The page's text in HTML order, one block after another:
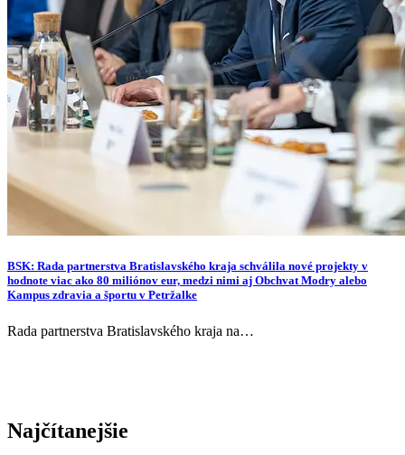
BSK: Rada partnerstva Bratislavského kraja schválila nové projekty v
hodnote viac ako 80 miliónov eur, medzi nimi aj Obchvat Modry alebo
Kampus zdravia a športu v Petržalke
Rada partnerstva Bratislavského kraja na…
Najčítanejšie